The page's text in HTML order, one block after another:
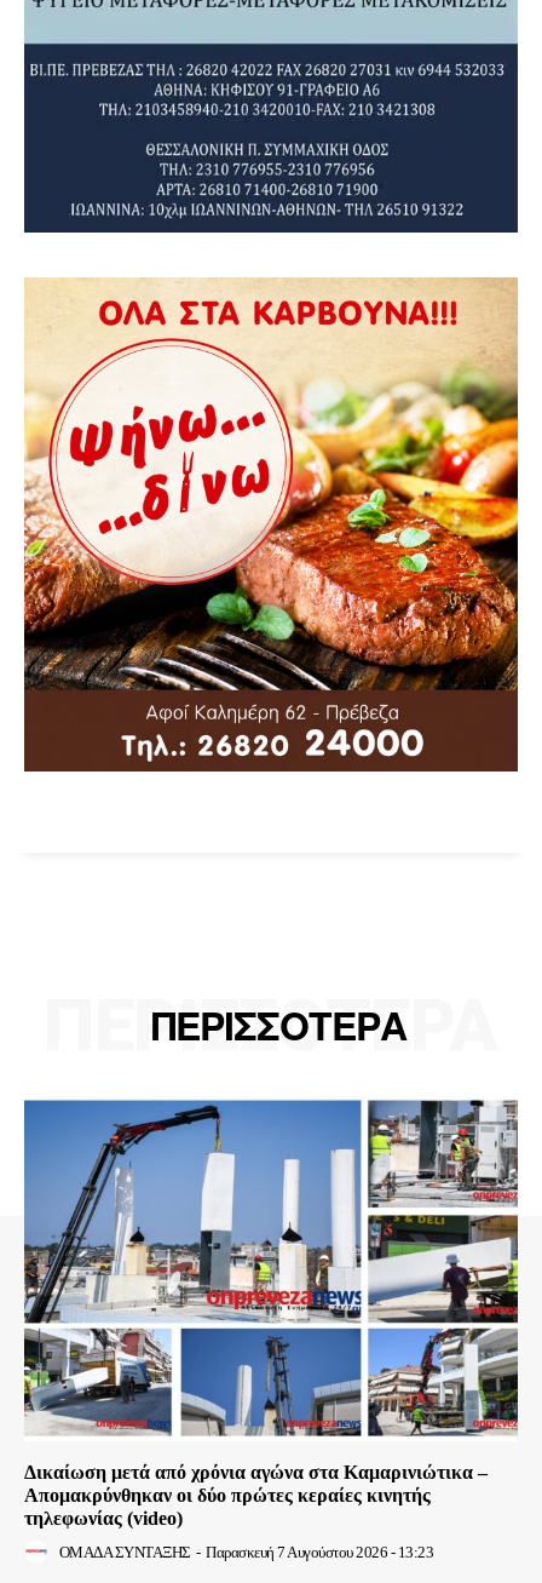
ΠΕΡΙΣΣΟΤΕΡΑ
ΠΕΡΙΣΣΟΤΕΡΑ
Δικαίωση μετά από χρόνια αγώνα στα Καμαρινιώτικα –
Απομακρύνθηκαν οι δύο πρώτες κεραίες κινητής
τηλεφωνίας (video)
ΟΜΑΔΑ ΣΥΝΤΑΞΗΣ - Παρασκευή 7 Αυγούστου 2026 - 13:23